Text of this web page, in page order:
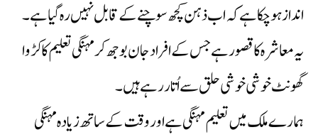
انداز ہوچکا ہے کہ اب ذہن کچھ سوچنے کے قابل نہیں رہ گیا ہے۔
یہ معاشرہ کا قصور ہے جس کے افراد جان بوجھ کر مہنگی تعلیم کا کڑوا
گھونٹ خوشی خوشی حلق سے اُتار رہے ہیں۔
ہمارے ملک میں تعلیم مہنگی ہے اور وقت کے ساتھ زیادہ مہنگی